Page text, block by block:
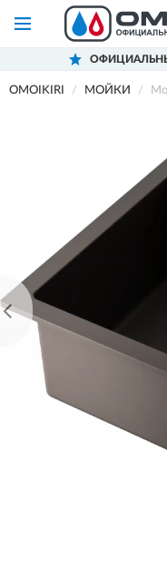
OMOIKIRI МОЙКИ